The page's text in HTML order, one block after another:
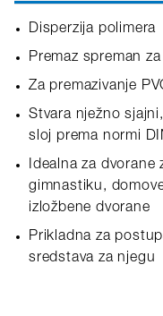
Disperzija polimera
Premaz spreman
Za premazivanje
Stvara nježno
sloj prema normi
Idealna za dvorane
gimnastiku,
izložbene dvorane
Prikladna za
sredstava za njegu